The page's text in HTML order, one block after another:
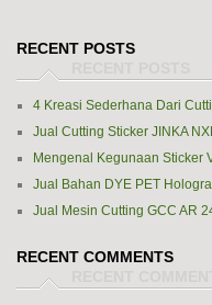
RECENT POSTS
4 Kreasi Sederhana Dari
Jual Cutting Sticker JINKA
Mengenal Kegunaan Sticker
Jual Bahan DYE PET
Jual Mesin Cutting GCC AR
RECENT COMMENTS